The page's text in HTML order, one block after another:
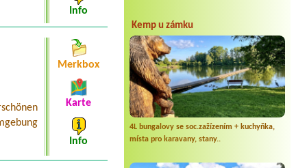
Kemp u zámku
4L bungalovy se soc.zažízením + kuchyňka,
místa pro karavany, stany..
Info
Merkbox
Karte
Info